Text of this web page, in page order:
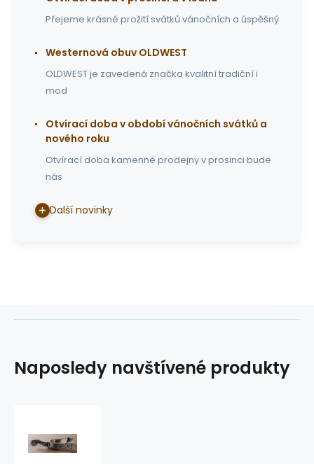
Přejeme krásné prožití svátků vánočních a úspěšný
Westernová obuv OLDWEST
OLDWEST je zavedená značka kvalitní tradiční i
mod
Otvírací doba v období vánočních svátků a
nového roku
Otvírací doba kamenné prodejny v prosinci bude
nás
Další novinky
Naposledy navštívené produkty